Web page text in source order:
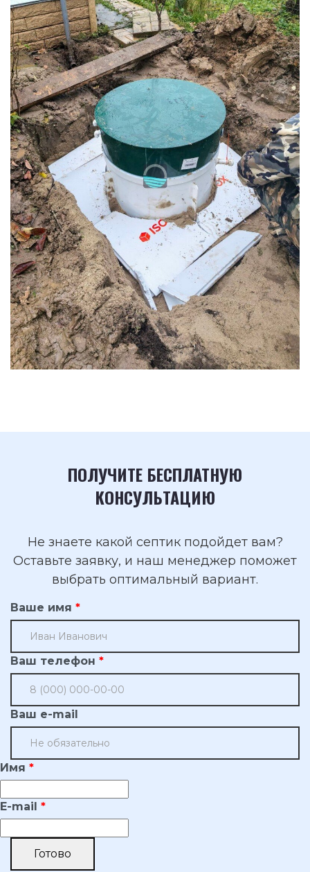
ПОЛУЧИТЕ БЕСПЛАТНУЮ
КОНСУЛЬТАЦИЮ
Не знаете какой септик подойдет вам?
Оставьте заявку, и наш менеджер поможет
выбрать оптимальный вариант.
Ваше имя
Ваш телефон
Ваш e-mail
Имя
E-mail